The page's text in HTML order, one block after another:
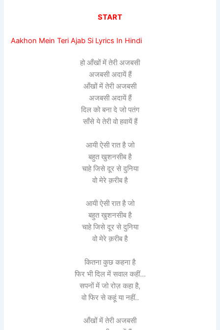
START
Aakhon Mein Teri Ajab Si Lyrics In Hindi
हो आँखों में तेरी अजबसी
अजबसी अदायें हैं
आँखों में तेरी अजबसी
अजबसी अदायें हैं
दिल को बना दे जो पतंग
साँसे ये तेरी वो हवायें हैं
आयी ऐसी रात है जो
बहुत खुशनसीब है
चाहे जिसे दूर से दुनिया
वो मेरे क़रीब है
आयी ऐसी रात है जो
बहुत खुशनसीब है
चाहे जिसे दूर से दुनिया
वो मेरे क़रीब है
कितना कुछ कहना है
फिर भी दिल में सवाल कहीं…
सपनों में जो रोज़ कहा है,
वो फिर से कहूं या नहीं..
आँखों में तेरी अजबसी